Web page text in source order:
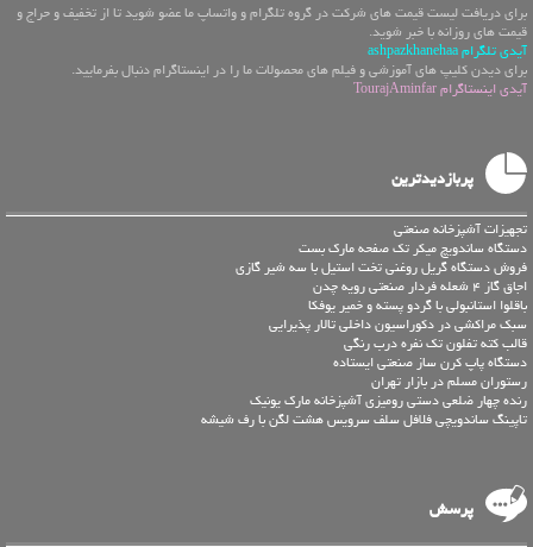
برای دریافت لیست قیمت های شرکت در گروه تلگرام و واتساپ ما عضو شوید تا از تخفیف و حراج و
قیمت های روزانه با خبر شوید.
آیدی تلگرام ashpazkhanehaa
برای دیدن کلیپ های آموزشی و فیلم های محصولات ما را در اینستاگرام دنبال بفرمایید.
آیدی اینستاگرام TourajAminfar
پربازدیدترین
تجهیزات آشپزخانه صنعتی
دستگاه ساندویچ میکر تک صفحه مارک بست
فروش دستگاه گریل روغنی تخت استیل با سه شیر گازی
اجاق گاز 4 شعله فردار صنعتی رویه چدن
باقلوا استانبولی با گردو پسته و خمیر یوفکا
سبک مراکشی در دکوراسیون داخلی تالار پذیرایی
قالب کته تفلون تک نفره درب رنگی
دستگاه پاپ کرن ساز صنعتی ایستاده
رستوران مسلم در بازار تهران
رنده چهار ضلعی دستی رومیزی آشپزخانه مارک یونیک
تاپینگ ساندویچی فلافل سلف سرویس هشت لگن با رف شیشه
پرسش